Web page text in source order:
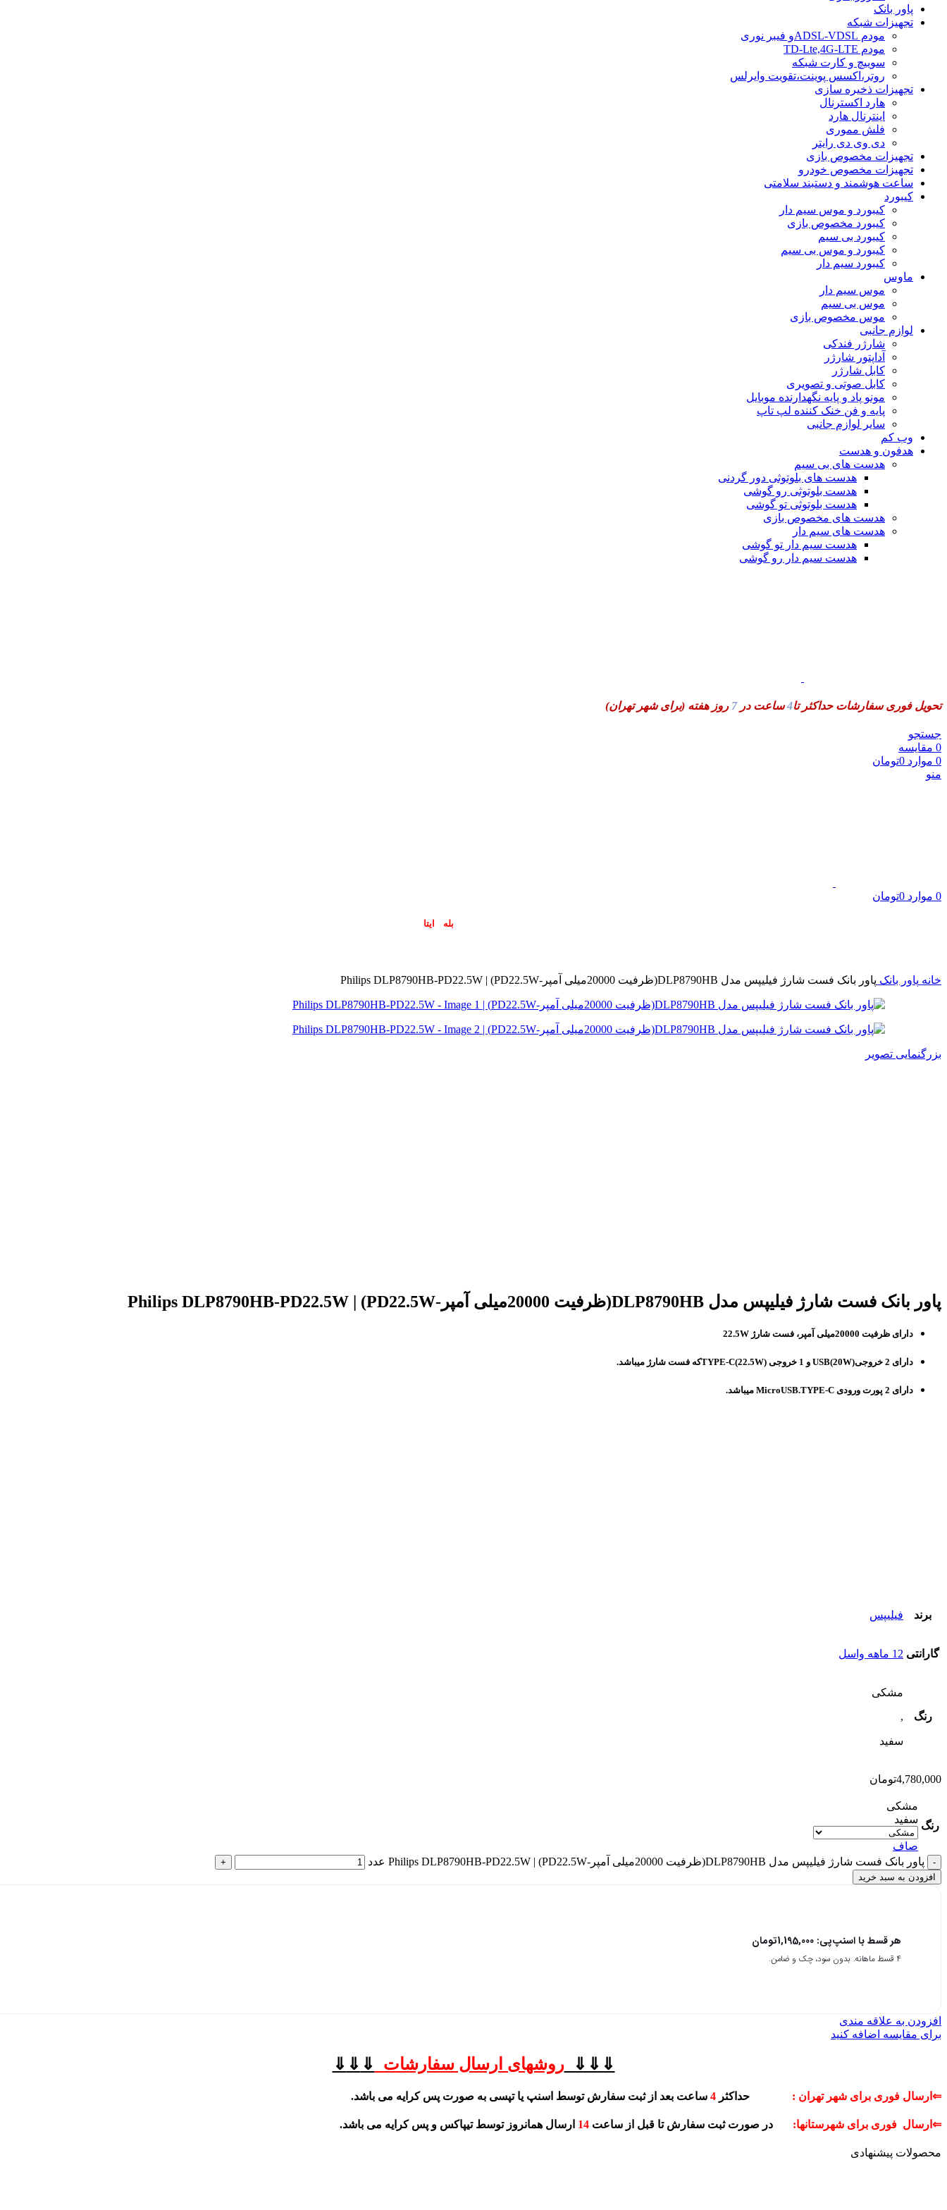
پاور بانک
تجهیزات شبکه
مودم ADSL-VDSLو فیبر نوری
مودم TD-Lte,4G-LTE
سوییچ و کارت شبکه
روتر،اکسس پوینت،تقویت وایرلس
تجهیزات ذخیره سازی
هارد اکسترنال
اینترنال هارد
فلش مموری
دی وی دی رایتر
تجهیزات مخصوص بازی
تجهیزات مخصوص خودرو
ساعت هوشمند و دستبند سلامتی
کیبورد
کیبورد و موس سیم دار
کیبورد مخصوص بازی
کیبورد بی سیم
کیبورد و موس بی سیم
کیبورد سیم دار
ماوس
موس سیم دار
موس بی سیم
موس مخصوص بازی
لوازم جانبی
شارژر فندکی
آداپتور شارژر
کابل شارژر
کابل صوتی و تصویری
مونو پاد و پایه نگهدارنده موبایل
پایه و فن خنک کننده لپ تاپ
سایر لوازم جانبی
وب کم
هدفون و هدست
هدست های بی سیم
هدست های بلوتوثی دور گردنی
هدست بلوتوثی رو گوشی
هدست بلوتوثی تو گوشی
هدست های مخصوص بازی
هدست های سیم دار
هدست سیم دار تو گوشی
هدست سیم دار رو گوشی
تحویل فوری سفارشات حداکثر تا4ساعت در7 روز هفته (برای شهر تهران)
جستجو
0 مقایسه
0 موارد 0تومان
منو
0 موارد 0تومان
بله ایتا
خانه پاور بانک پاور بانک فست شارژ فیلیپس مدل DLP8790HB(ظرفیت 20000میلی آمپر-PD22.5W) | Philips DLP8790HB-PD22.5W
بزرگنمایی تصویر
پاور بانک فست شارژ فیلیپس مدل DLP8790HB(ظرفیت 20000میلی آمپر-PD22.5W) | Philips DLP8790HB-PD22.5W
دارای ظرفیت 20000میلی آمپر، فست شارژ 22.5W
دارای 2 خروجیUSB(20W) و 1 خروجی TYPE-C(22.5W)که فست شارژ میباشد.
دارای 2 پورت ورودی MicroUSB.TYPE-C میباشد.
برند فیلیپس
گارانتی 12 ماهه واسل
رنگ
مشکی
,
سفید
4,780,000تومان
رنگ
مشکی
سفید
صاف
پاور بانک فست شارژ فیلیپس مدل DLP8790HB(ظرفیت 20000میلی آمپر-PD22.5W) | Philips DLP8790HB-PD22.5W عدد
افزودن به سبد خرید
هر قسط با اسنپ‌پی: 1,195,000تومان
۴ قسط ماهانه. بدون سود، چک و ضامن.
افزودن به علاقه مندی
برای مقایسه اضافه کنید
⇓⇓⇓روشهای ارسال سفارشات ⇓
⇓
⇓
⇐ارسال فوری برای شهر تهران : حداکثر 4 ساعت بعد از ثبت سفارش توسط اسنپ یا تپسی به صورت پس کرایه می باشد.
⇐ارسال فوری برای شهرستانها: در صورت ثبت سفارش تا قبل از ساعت 14 ارسال همانروز توسط تیپاکس و پس کرایه می باشد.
محصولات پیشنهادی